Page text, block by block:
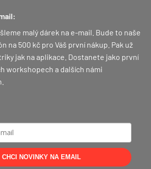
malý dárek na e-mail. Bude to naše
na 500 kč pro Váš první nákup. Pak už
jak na aplikace. Dostanete jako první
workshopech a dalších námi
CHCI NOVINKY NA EMAIL